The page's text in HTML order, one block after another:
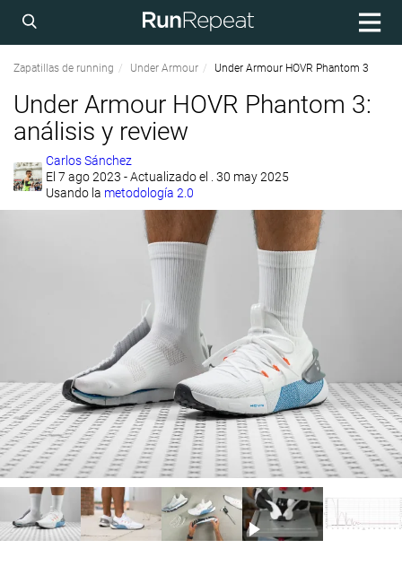
Zapatillas de running Under Armour Under Armour HOVR Phantom 3
Under Armour HOVR Phantom 3:
análisis y review
Carlos Sánchez
El 7 ago 2023 - Actualizado el . 30 may 2025
Usando la metodología 2.0